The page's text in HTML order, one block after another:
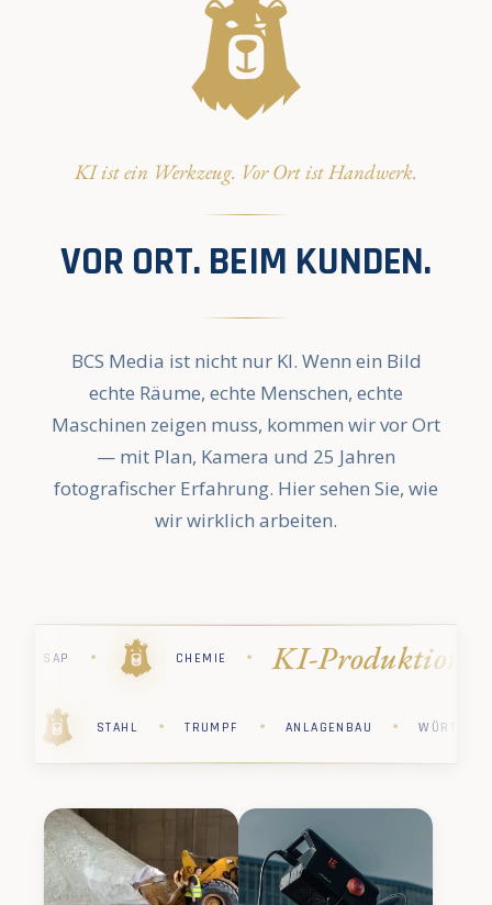
KI ist ein Werkzeug. Vor Ort ist Handwerk.
VOR ORT. BEIM KUNDEN.
BCS Media ist nicht nur KI. Wenn ein Bild
echte Räume, echte Menschen, echte
Maschinen zeigen muss, kommen wir vor Ort
— mit Plan, Kamera und 25 Jahren
fotografischer Erfahrung. Hier sehen Sie, wie
wir wirklich arbeiten.
· STIHL · PHARMA · KÄRCHER ·
STIHL · CHEMIE · SAP · STAHL